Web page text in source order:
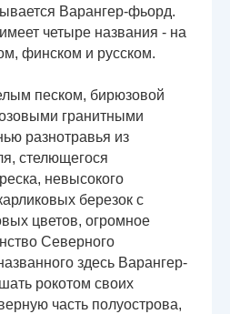
Варангер-фьорд.
четыре названия - на
финском и русском.
песком, бирюзовой
гранитными
разнотравья из
стелющегося
невысокого
березок с
цветов, огромное
Северного
здесь Варангер-
рокотом своих
часть полуострова,